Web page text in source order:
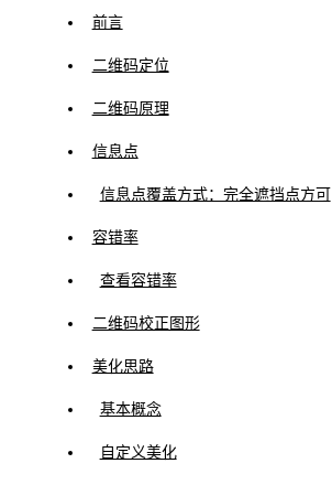
前言
二维码定位
二维码原理
信息点
信息点覆盖方式：完全遮挡点方可
容错率
查看容错率
二维码校正图形
美化思路
基本概念
自定义美化